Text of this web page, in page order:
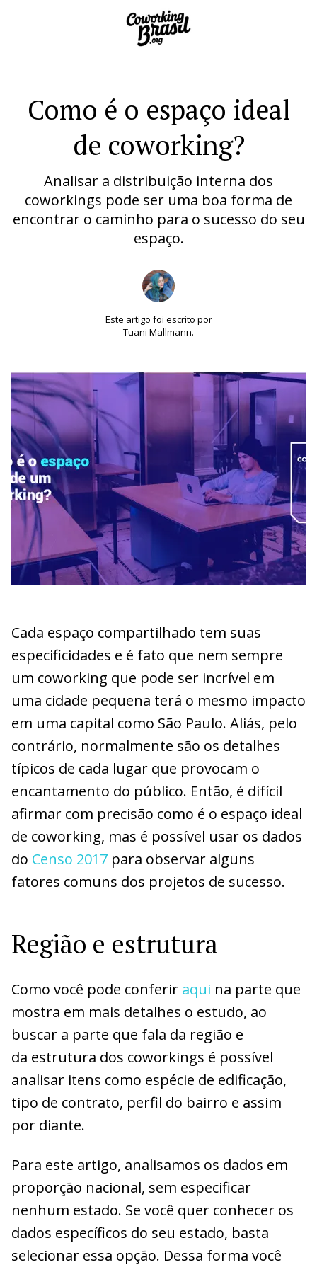
Como é o espaço ideal
de coworking?
Analisar a distribuição interna dos
coworkings pode ser uma boa forma de
encontrar o caminho para o sucesso do seu
espaço.
Este artigo foi escrito por
Tuani Mallmann.
Cada espaço compartilhado tem suas
especificidades e é fato que nem sempre
um coworking que pode ser incrível em
uma cidade pequena terá o mesmo impacto
em uma capital como São Paulo. Aliás, pelo
contrário, normalmente são os detalhes
típicos de cada lugar que provocam o
encantamento do público. Então, é difícil
afirmar com precisão como é o espaço ideal
de coworking, mas é possível usar os dados
do Censo 2017 para observar alguns
fatores comuns dos projetos de sucesso.
Região e estrutura
Como você pode conferir aqui na parte que
mostra em mais detalhes o estudo, ao
buscar a parte que fala da região e
da estrutura dos coworkings é possível
analisar itens como espécie de edificação,
tipo de contrato, perfil do bairro e assim
por diante.
Para este artigo, analisamos os dados em
proporção nacional, sem especificar
nenhum estado. Se você quer conhecer os
dados específicos do seu estado, basta
selecionar essa opção. Dessa forma você